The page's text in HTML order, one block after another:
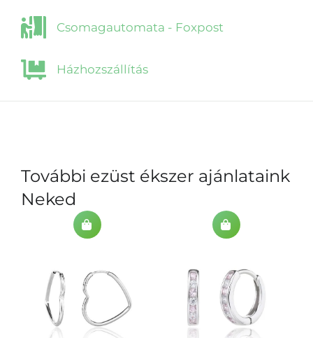
Csomagautomata - Foxpost
Házhozszállítás
További ezüst ékszer ajánlataink
Neked